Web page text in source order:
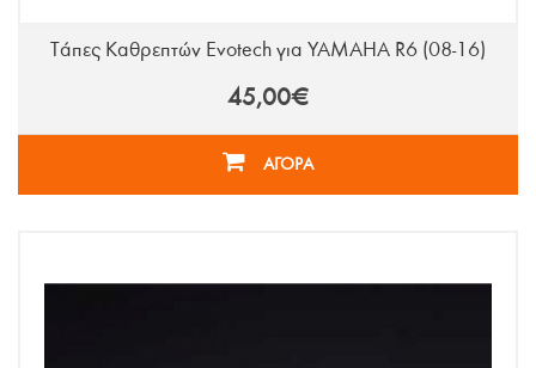
Τάπες Καθρεπτών Evotech για YAMAHA R6 (08-16)
45,00€
ΑΓΟΡΑ